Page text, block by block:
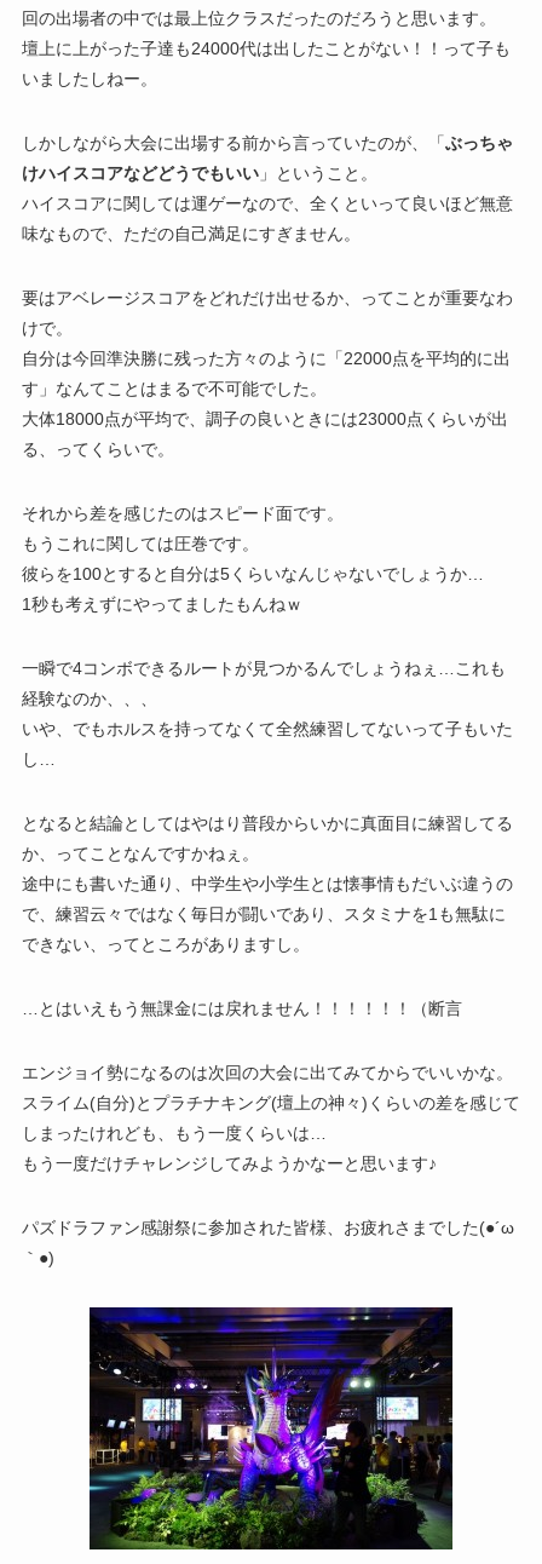
回の出場者の中では最上位クラスだったのだろうと思います。
壇上に上がった子達も24000代は出したことがない！！って子も
いましたしねー。
しかしながら大会に出場する前から言っていたのが、「ぶっちゃ
けハイスコアなどどうでもいい」ということ。
ハイスコアに関しては運ゲーなので、全くといって良いほど無意
味なもので、ただの自己満足にすぎません。
要はアベレージスコアをどれだけ出せるか、ってことが重要なわ
けで。
自分は今回準決勝に残った方々のように「22000点を平均的に出
す」なんてことはまるで不可能でした。
大体18000点が平均で、調子の良いときには23000点くらいが出
る、ってくらいで。
それから差を感じたのはスピード面です。
もうこれに関しては圧巻です。
彼らを100とすると自分は5くらいなんじゃないでしょうか…
1秒も考えずにやってましたもんねｗ
一瞬で4コンボできるルートが見つかるんでしょうねぇ…これも
経験なのか、、、
いや、でもホルスを持ってなくて全然練習してないって子もいた
し…
となると結論としてはやはり普段からいかに真面目に練習してる
か、ってことなんですかねぇ。
途中にも書いた通り、中学生や小学生とは懐事情もだいぶ違うの
で、練習云々ではなく毎日が闘いであり、スタミナを1も無駄に
できない、ってところがありますし。
…とはいえもう無課金には戻れません！！！！！！（断言
エンジョイ勢になるのは次回の大会に出てみてからでいいかな。
スライム(自分)とプラチナキング(壇上の神々)くらいの差を感じて
しまったけれども、もう一度くらいは…
もう一度だけチャレンジしてみようかなーと思います♪
パズドラファン感謝祭に参加された皆様、お疲れさまでした(●´ω
｀●)